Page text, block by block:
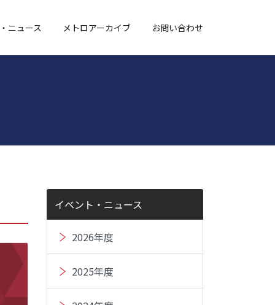
ニュース メトロアーカイブ お問い合わせ
イベント・ニュース
2026年度
2025年度